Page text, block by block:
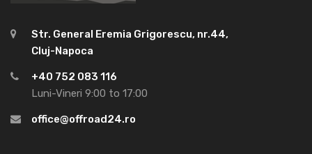
Str. General Eremia Grigorescu, nr.44,
Cluj-Napoca
+40 752 083 116
Luni-Vineri 9:00 to 17:00
office@offroad24.ro